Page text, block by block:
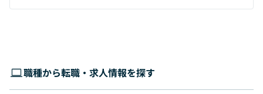
職種から転職・求人情報を探す